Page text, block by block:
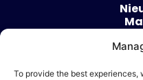
To provide the best